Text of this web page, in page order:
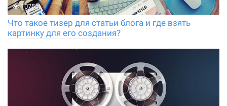
10755
Что такое тизер для статьи блога и где взять
картинку для его создания?